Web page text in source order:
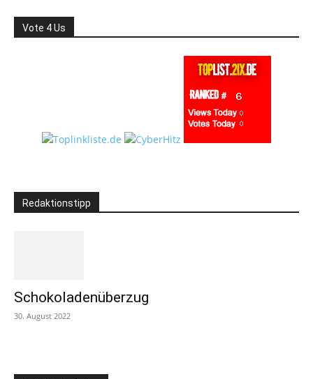
Vote 4 Us
Redaktionstipp
Schokoladenüberzug
30. August 2022